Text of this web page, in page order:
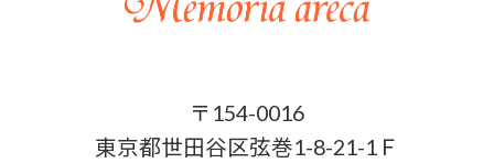
〒154-0016
東京都世田谷区弦巻1-8-21-1Ｆ